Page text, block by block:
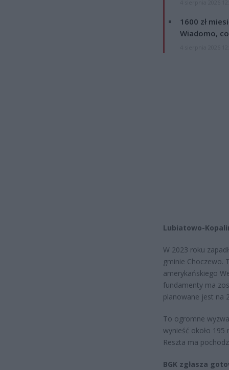
1600 zł
Wiadomo,
Lubiatowo-
W 2023 roku
gminie Choczewo.
amerykańskiego
fundamenty ma
planowane jest na
To ogromne
wynieść około 195
Reszta ma
BGK zgłasza